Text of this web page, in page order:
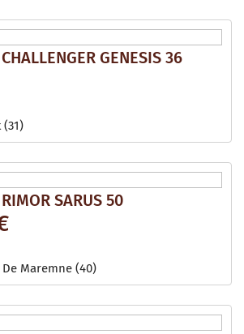
GENESIS 36
SARUS 50
Maremne (40)